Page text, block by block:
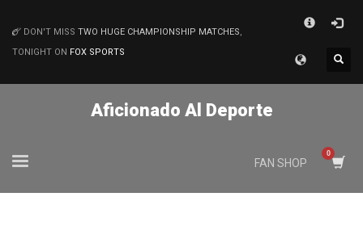
MATCHES
DON'T MISS TWO HUGE CHAMPIONSHIP MATCHES,
TONIGHT ON FOX SPORTS
Aficionado Al Deporte
FAN SHOP